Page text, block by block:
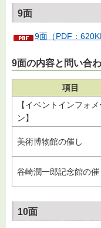
9面
9面（PDF：
9面の内容と問い合
項目
【イベントインフォメ
ン】
美術博物館の催し
谷崎潤一郎記念館の催
10面